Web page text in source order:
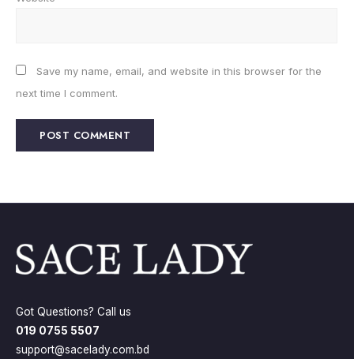
Save my name, email, and website in this browser for the
next time I comment.
Got Questions? Call us
019 0755 5507
support@sacelady.com.bd